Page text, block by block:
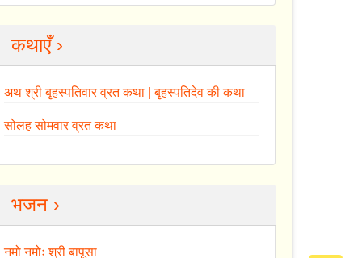
कथाएँ ›
अथ श्री बृहस्पतिवार व्रत कथा | बृहस्पतिदेव की कथा
सोलह सोमवार व्रत कथा
भजन ›
नमो नमोः श्री बापूसा